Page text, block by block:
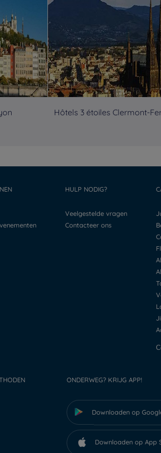
Hôtels 3 étoiles Clermont-
HULP NODIG?
Veelgestelde vragen
Contacteer ons
ONDERWEG? KRIJG APP!
Downloaden op
Downloaden op App